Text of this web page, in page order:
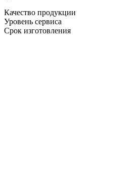
Качество продукции
Уровень сервиса
Срок изготовления